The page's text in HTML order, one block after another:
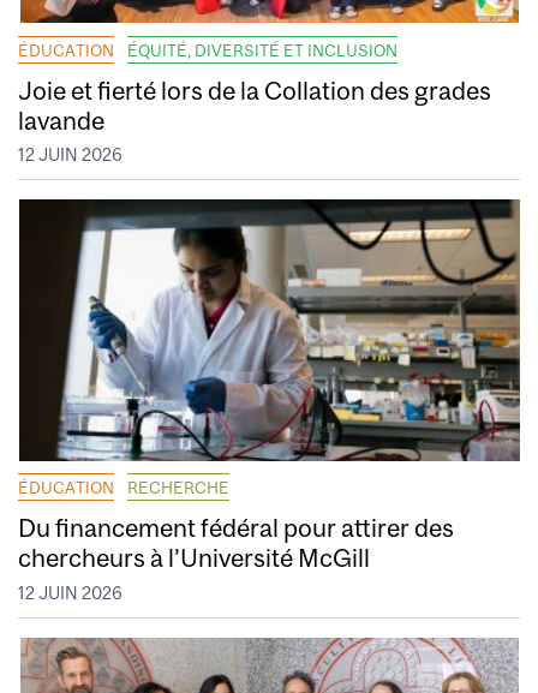
ÉDUCATION ÉQUITÉ, DIVERSITÉ ET INCLUSION
Joie et fierté lors de la Collation des grades
lavande
12 JUIN 2026
ÉDUCATION RECHERCHE
Du financement fédéral pour attirer des
chercheurs à l’Université McGill
12 JUIN 2026